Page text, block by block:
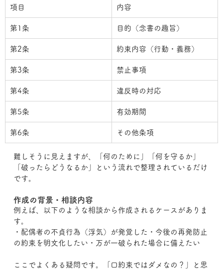
項目 内容
第1条 目的（念書の趣旨）
第2条 約束内容（行動・義務）
第3条 禁止事項
第4条 違反時の対応
第5条 有効期間
第6条 その他条項
難しそうに見えますが、「何のために」「何を守るか」
「破ったらどうなるか」という流れで整理されているだけ
です。
作成の背景・相談内容
例えば、以下のような相談から作成されるケースがありま
す。
・配偶者の不貞行為（浮気）が発覚した・今後の再発防止
の約束を明文化したい・万が一破られた場合に備えたい
ここでよくある疑問です。「口約束ではダメなの？」と思